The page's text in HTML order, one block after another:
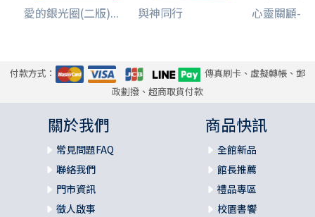
愛的銀光圈(二版)... 與神同行 心靈關顧--
付款方式：
傳真刷卡、虛擬轉帳、郵
政劃撥、超商取貨付款
關於我們
常見問題FAQ
聯絡我們
門市資訊
徵人啟事
商品快訊
全館新品
館長推薦
禮品專區
校園書饗